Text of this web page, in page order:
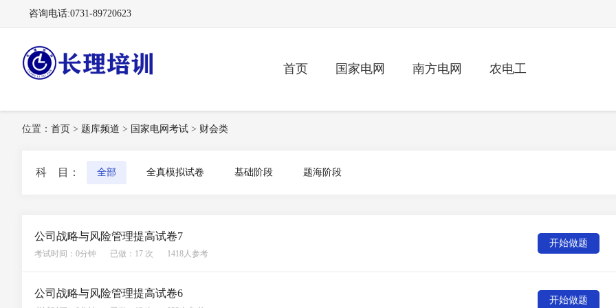
咨询电话:0731-89720623
首页 国家电网 南方电网 农电工
位置： 首页 > 题库频道 > 国家电网考试 > 财会类
科 目： 全部 全真模拟试卷 基础阶段 题海阶段
公司战略与风险管理提高试卷7
考试时间：0分钟 已做：17 次 1418人参考
开始做题
公司战略与风险管理提高试卷6
开始做题